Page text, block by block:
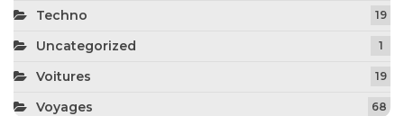
Techno 19
Uncategorized 1
Voitures 19
Voyages 68